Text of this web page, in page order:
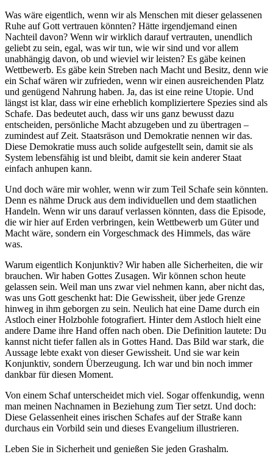
Was wäre eigentlich, wenn wir als Menschen mit dieser gelassenen
Ruhe auf Gott vertrauen könnten? Hätte irgendjemand einen
Nachteil davon? Wenn wir wirklich darauf vertrauten, unendlich
geliebt zu sein, egal, was wir tun, wie wir sind und vor allem
unabhängig davon, ob und wieviel wir leisten? Es gäbe keinen
Wettbewerb. Es gäbe kein Streben nach Macht und Besitz, denn wie
ein Schaf wären wir zufrieden, wenn wir einen ausreichenden Platz
und genügend Nahrung haben. Ja, das ist eine reine Utopie. Und
längst ist klar, dass wir eine erheblich kompliziertere Spezies sind als
Schafe. Das bedeutet auch, dass wir uns ganz bewusst dazu
entscheiden, persönliche Macht abzugeben und zu übertragen –
zumindest auf Zeit. Staatsräson und Demokratie nennen wir das.
Diese Demokratie muss auch solide aufgestellt sein, damit sie als
System lebensfähig ist und bleibt, damit sie kein anderer Staat
einfach anhupen kann.
Und doch wäre mir wohler, wenn wir zum Teil Schafe sein könnten.
Denn es nähme Druck aus dem individuellen und dem staatlichen
Handeln. Wenn wir uns darauf verlassen könnten, dass die Episode,
die wir hier auf Erden verbringen, kein Wettbewerb um Güter und
Macht wäre, sondern ein Vorgeschmack des Himmels, das wäre
was.
Warum eigentlich Konjunktiv? Wir haben alle Sicherheiten, die wir
brauchen. Wir haben Gottes Zusagen. Wir können schon heute
gelassen sein. Weil man uns zwar viel nehmen kann, aber nicht das,
was uns Gott geschenkt hat: Die Gewissheit, über jede Grenze
hinweg in ihm geborgen zu sein. Neulich hat eine Dame durch ein
Astloch einer Holzbohle fotografiert. Hinter dem Astloch hielt eine
andere Dame ihre Hand offen nach oben. Die Definition lautete: Du
kannst nicht tiefer fallen als in Gottes Hand. Das Bild war stark, die
Aussage lebte exakt von dieser Gewissheit. Und sie war kein
Konjunktiv, sondern Überzeugung. Ich war und bin noch immer
dankbar für diesen Moment.
Von einem Schaf unterscheidet mich viel. Sogar offenkundig, wenn
man meinen Nachnamen in Beziehung zum Tier setzt. Und doch:
Diese Gelassenheit eines irischen Schafes auf der Straße kann
durchaus ein Vorbild sein und dieses Evangelium illustrieren.
Leben Sie in Sicherheit und genießen Sie jeden Grashalm.